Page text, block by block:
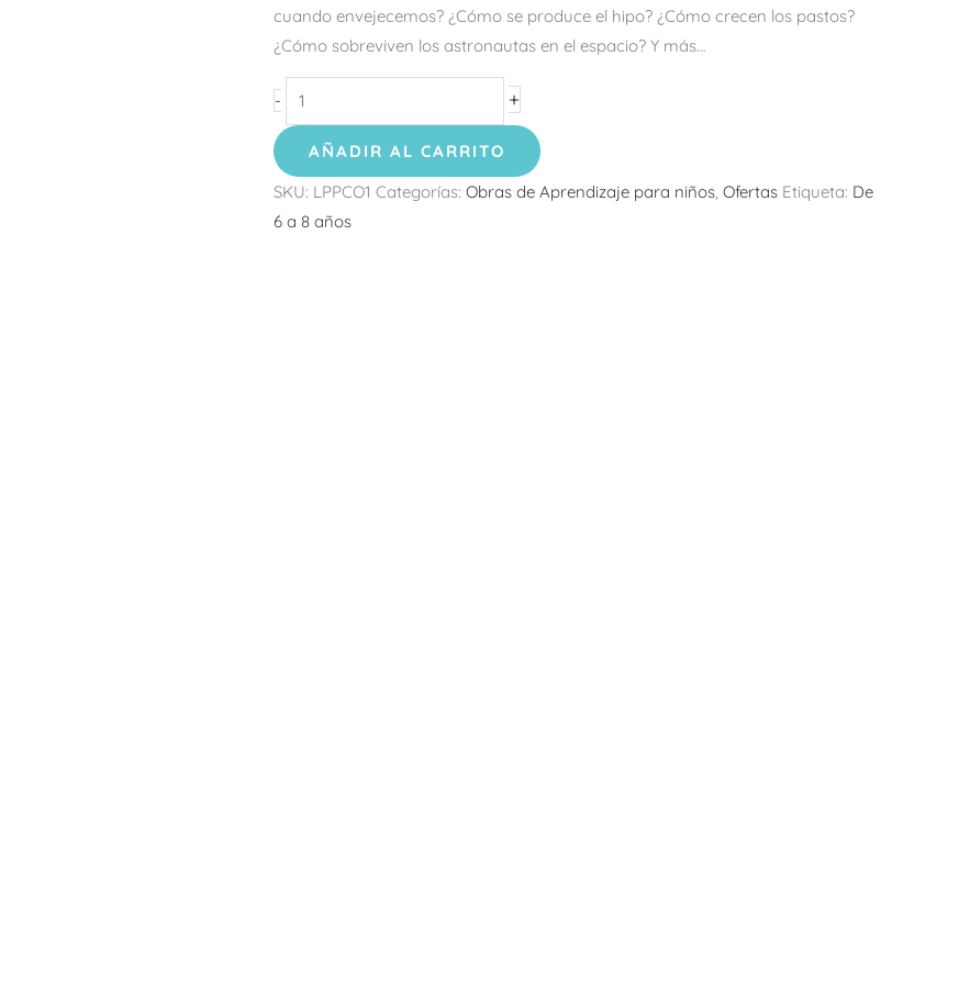
cuando envejecemos? ¿Cómo se produce el hipo? ¿Cómo crecen los pastos?
¿Cómo sobreviven los astronautas en el espacio? Y más…
- +
AÑADIR AL CARRITO
SKU: LPPCO1 Categorías: Obras de Aprendizaje para niños Ofertas Etiqueta: De
6 a 8 años